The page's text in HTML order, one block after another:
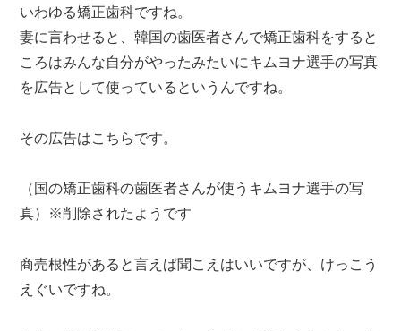
いわゆる矯正歯科ですね。
妻に言わせると、韓国の歯医者さんで矯正歯科をすると
ころはみんな自分がやったみたいにキムヨナ選手の写真
を広告として使っているというんですね。
その広告はこちらです。
（国の矯正歯科の歯医者さんが使うキムヨナ選手の写
真）※削除されたようです
商売根性があると言えば聞こえはいいですが、けっこう
えぐいですね。